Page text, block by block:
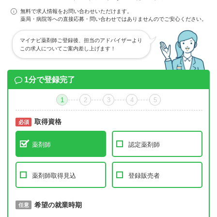
無料で求人情報をお問い合わせいただけます。
薬局・病院等への直接応募・問い合わせではありませんのでご安心ください。
マイナビ薬剤師ご登録後、担当のアドバイザーより
この求人についてご案内差し上げます！
1分で登録完了
1 2 3 4 5
必須 取得資格
薬剤師 認定薬剤師
薬剤師取得見込 登録販売者
必須 取得予定年
任意 希望の就業時期